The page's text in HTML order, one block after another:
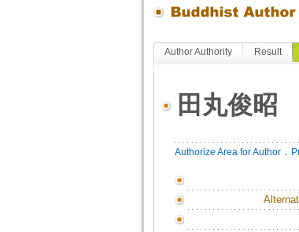
Author Authority Result
田丸俊昭
Authorize Area for Author．